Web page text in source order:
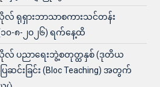
ရုရှားဘာသာစကားသင်တန်း
၀-၈-၂၀၂၆) ရက်နေ့ထိ
လ် ပညာရေးဘွဲ့စတုတ္ထနှစ် (ဒုတိယ
းခြင်း (Bloc Teaching) အတွက်